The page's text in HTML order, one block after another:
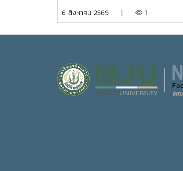
ให้การต้อนรับคณะครูและนักเรียนจาก
E403 ชั้น 4ในการนี้ ผู้ช่วย
ศาสตราจารย์ ดร.ขนิษฐา วิศิษฏ์
เจริญ ประธานอาจารย์หลักสูตร
6 สิงหาคม 2569 | 1